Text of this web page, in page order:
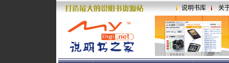
说明书库 关